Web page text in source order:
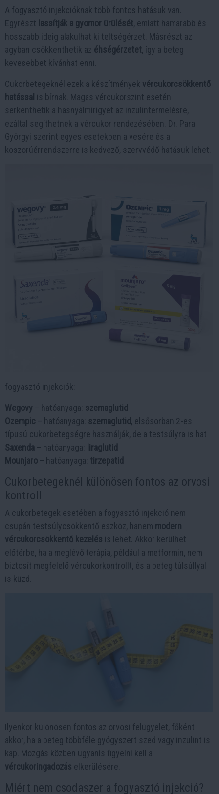
A fogyasztó injekcióknak több fontos hatásuk van.
Egyrészt lassítják a gyomor ürülését, emiatt hamarabb és
hosszabb ideig alakulhat ki teltségérzet. Másrészt az
agyban csökkenthetik az éhségérzetet, így a beteg
kevesebbet kívánhat enni.
Cukorbetegeknél ezek a készítmények vércukorcsökkentő
hatással is bírnak. Magas vércukorszint esetén
serkenthetik a hasnyálmirigyet az inzulintermelésre,
ezáltal segíthetnek a vércukor rendezésében. Dr. Para
Györgyi szerint egyes esetekben a vesére és a
koszorúérrendszerre is kedvező, szervvédő hatásuk lehet.
fogyasztó injekciók:
Wegovy – hatóanyaga: szemaglutid
Ozempic – hatóanyaga: szemaglutid, elsősorban 2-es
típusú cukorbetegségre használják, de a testsúlyra is hat
Saxenda – hatóanyaga:
liraglutid
Mounjaro – hatóanyaga: tirzepatid
Cukorbetegeknél különösen fontos az orvosi
kontroll
A cukorbetegek esetében a fogyasztó injekció nem
csupán testsúlycsökkentő eszköz, hanem modern
vércukorcsökkentő kezelés is lehet. Akkor kerülhet
előtérbe, ha a meglévő terápia, például a metformin, nem
biztosít megfelelő vércukorkontrollt, és a beteg túlsúllyal
is küzd.
Ilyenkor különösen fontos az orvosi felügyelet, főként
akkor, ha a beteg többféle gyógyszert szed vagy inzulint is
kap. Mozgás közben ugyanis figyelni kell a
vércukoringadozás elkerülésére.
Miért nem csodaszer a fogyasztó injekció?